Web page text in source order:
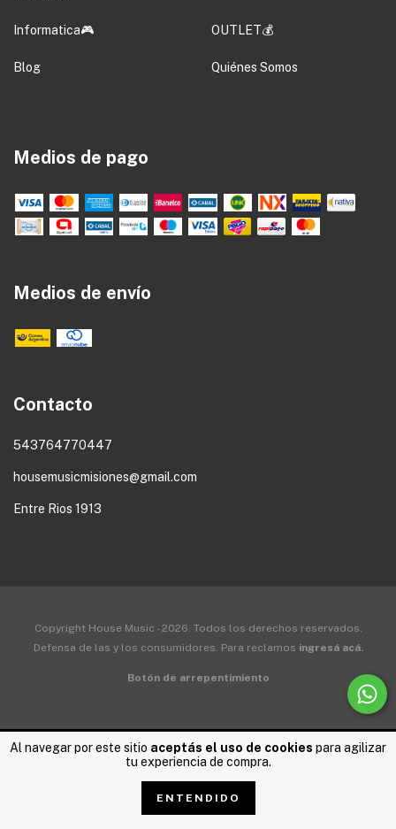
Al navegar por este sitio aceptás el uso de cookies para agilizar
tu experiencia de compra.
ENTENDIDO
Informatica🎮 OUTLET💰
Blog Quiénes Somos
Medios de pago
Medios de envío
Contacto
543764770447
housemusicmisiones@gmail.com
Entre Rios 1913
Copyright House Music - 2026. Todos los derechos reservados.
Defensa de las y los consumidores. Para reclamos ingresá acá.
Botón de arrepentimiento